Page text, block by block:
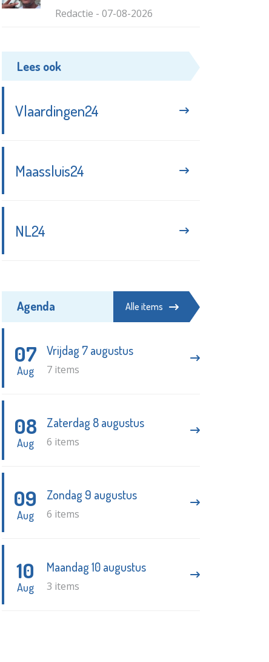
Redactie - 07-08-2026
Aanhouding voor huiselijk geweld
Redactie - 02-08-2026
Inbraak bij Vlaardingse
brandweerkazerne
Redactie - 06-08-2026
Lees ook
Vlaardingen24
Maassluis24
NL24
Agenda Alle items
07
Aug
Vrijdag 7 augustus
7 items
08
Aug
Zaterdag 8 augustus
6 items
09
Aug
Zondag 9 augustus
6 items
10
Aug
Maandag 10 augustus
3 items